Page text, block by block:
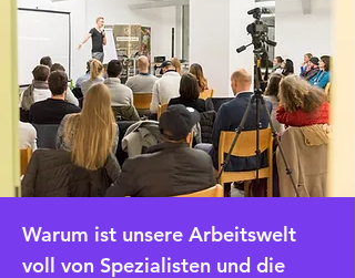
Warum ist unsere Arbeitswelt
voll von Spezialisten und die